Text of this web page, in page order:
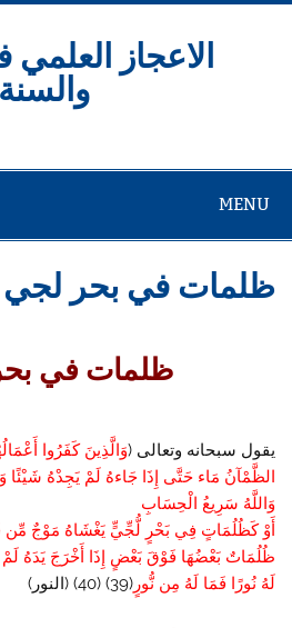
Skip
الاعجاز
والسنة
MENU
ظلمات في بحر لجي
ظلمات في
يقول سبحانه وتعالى (وَالَّذِينَ كَفَرُوا
الظَّمْآنُ مَاء حَتَّى إِذَا جَاءهُ لَمْ يَجِدْهُ شَيْئًا
وَاللَّهُ سَرِيعُ الْحِسَابِ
أَوْ كَظُلُمَاتٍ فِي بَحْرٍ لُّجِّيٍّ يَغْشَاهُ مَوْجٌ
ظُلُمَاتٌ بَعْضُهَا فَوْقَ بَعْضٍ إِذَا أَخْرَجَ يَدَهُ لَمْ
لَهُ نُورًا فَمَا لَهُ مِن نُّورٍ(39) (40) (النور)